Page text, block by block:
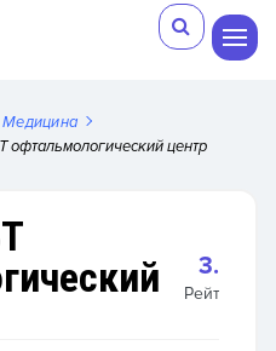
Медицина
центр
3.5
Рейтинг